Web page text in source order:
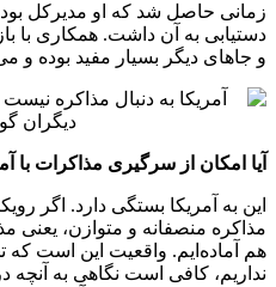
زمانی حاصل شد که او مدیرکل
دستیابی به آن داشت. همکاری با
و جاهای دیگر بسیار مفید بوده و
آیا امکان از سرگیری مذاکرات با
این به آمریکا بستگی دارد. اگر
مذاکره منصفانه و متوازن، یعنی
هم آماده‌ایم. واقعیت این است که
نداریم، کافی است نگاهی به آنچه